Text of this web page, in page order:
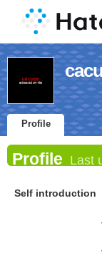
Profile
Profile Last
Self introduction